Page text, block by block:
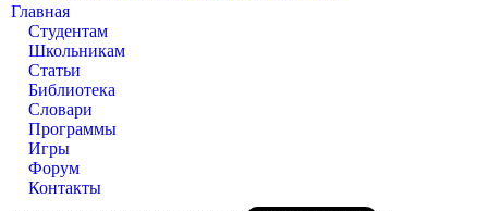
Главная
Студентам
Школьникам
Статьи
Библиотека
Словари
Программы
Игры
Форум
Контакты